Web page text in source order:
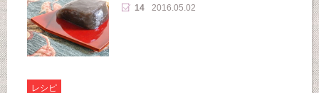
14 2016.05.02
レシピ